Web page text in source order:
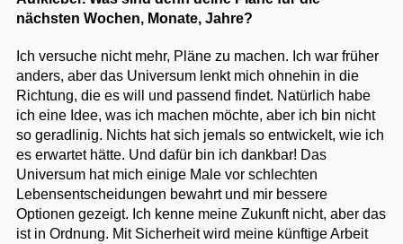
nächsten Wochen, Monate, Jahre?
Ich versuche nicht mehr, Pläne zu machen. Ich war früher
anders, aber das Universum lenkt mich ohnehin in die
Richtung, die es will und passend findet. Natürlich habe
ich eine Idee, was ich machen möchte, aber ich bin nicht
so geradlinig. Nichts hat sich jemals so entwickelt, wie ich
es erwartet hätte. Und dafür bin ich dankbar! Das
Universum hat mich einige Male vor schlechten
Lebensentscheidungen bewahrt und mir bessere
Optionen gezeigt. Ich kenne meine Zukunft nicht, aber das
ist in Ordnung. Mit Sicherheit wird meine künftige Arbeit